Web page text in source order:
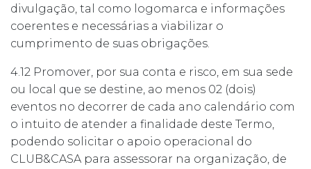
divulgação, tal como logomarca e informações
coerentes e necessárias a viabilizar o
cumprimento de suas obrigações.
4.12 Promover, por sua conta e risco, em sua sede
ou local que se destine, ao menos 02 (dois)
eventos no decorrer de cada ano calendário com
o intuito de atender a finalidade deste Termo,
podendo solicitar o apoio operacional do
CLUB&CASA para assessorar na organização, de